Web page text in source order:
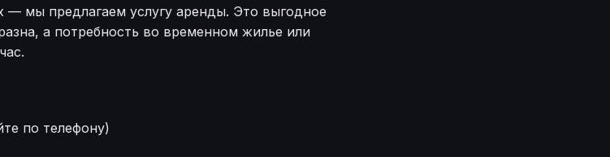
— мы предлагаем услугу аренды. Это выгодное
а потребность во временном жилье или
по телефону)